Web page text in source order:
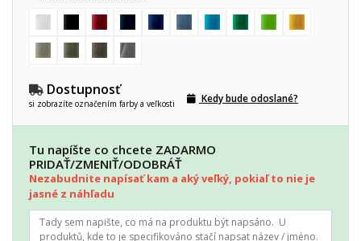
Dostupnosť
si zobrazíte označením farby a veľkosti Kedy bude odoslané?
Tu napíšte co chcete ZADARMO
PRIDAŤ/ZMENIŤ/ODOBRÁŤ
Nezabudnite napísať kam a aký veľký, pokiaľ to nie je
jasné z náhľadu